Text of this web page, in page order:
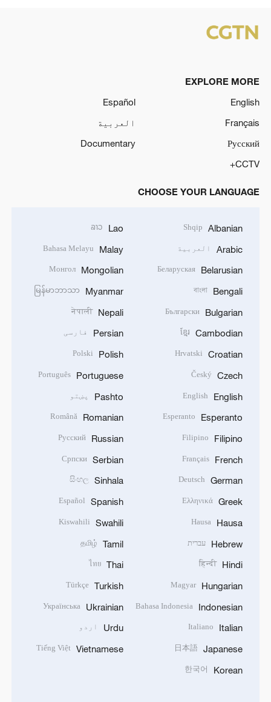
EXPLORE MORE
English
Español
Français
العربية
Русский
Documentary
CCTV+
CHOOSE YOUR LANGUAGE
Albanian
Shqip
Arabic العربية
Belarusian
Беларуская
Bengali
বাংলা
Bulgarian
Български
Cambodian
ខ្មែរ
Croatian
Hrvatski
Czech
Český
English
English
Esperanto
Esperanto
Filipino
Filipino
French
Français
German
Deutsch
Greek
Ελληνικά
Hausa
Hausa
Hebrew עברית
Hindi
हिन्दी
Hungarian
Magyar
Indonesian
Bahasa Indonesia
Italian
Italiano
Japanese
日本語
Korean
한국어
Lao
ລາວ
Malay
Bahasa Melayu
Mongolian
Монгол
Myanmar
မြန်မာဘာသာ
Nepali
नेपाली
Persian فارسی
Polish
Polski
Portuguese
Português
Pashto پښتو
Romanian
Română
Russian
Русский
Serbian
Српски
Sinhala
සිංහල
Spanish
Español
Swahili
Kiswahili
Tamil
தமிழ்
Thai
ไทย
Turkish
Türkçe
Ukrainian
Українська
Urdu اردو
Vietnamese
Tiếng Việt